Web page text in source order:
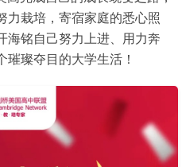
力栽培，寄宿家庭的悉心照
海铭自己努力上进、用力奔
璀璨夺目的大学生活！